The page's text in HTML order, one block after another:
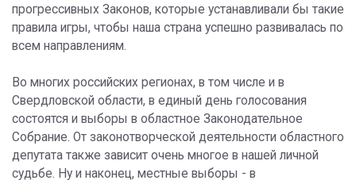
прогрессивных Законов, которые устанавливали бы такие
правила игры, чтобы наша страна успешно развивалась по
всем направлениям.
Во многих российских регионах, в том числе и в
Свердловской области, в единый день голосования
состоятся и выборы в областное Законодательное
Собрание. От законотворческой деятельности областного
депутата также зависит очень многое в нашей личной
судьбе. Ну и наконец, местные выборы - в